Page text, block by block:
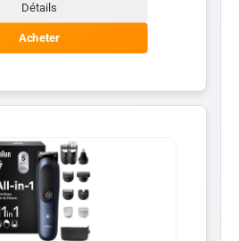
Détails
Acheter